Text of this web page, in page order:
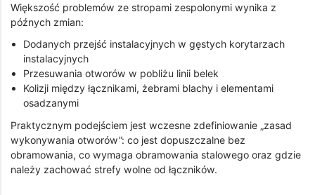
Większość problemów ze stropami zespolonymi wynika z
późnych zmian:
Dodanych przejść instalacyjnych w gęstych korytarzach
instalacyjnych
Przesuwania otworów w pobliżu linii belek
Kolizji między łącznikami, żebrami blachy i elementami
osadzanymi
Praktycznym podejściem jest wczesne zdefiniowanie „zasad
wykonywania otworów”: co jest dopuszczalne bez
obramowania, co wymaga obramowania stalowego oraz gdzie
należy zachować strefy wolne od łączników.